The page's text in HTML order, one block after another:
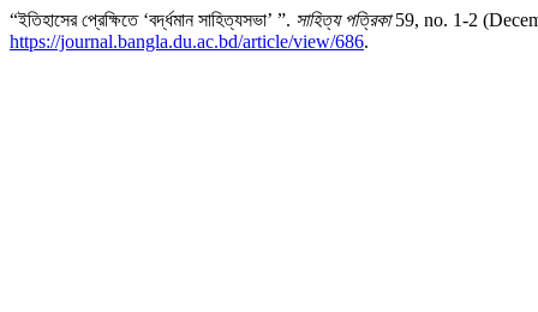
“ইতিহাসের প্রেক্ষিতে ‘বর্দ্ধমান সাহিত্যসভা’ ”. সাহিত্য পত্রিকা59, no. 1-2
https://journal.bangla.du.ac.bd/article/view/686.